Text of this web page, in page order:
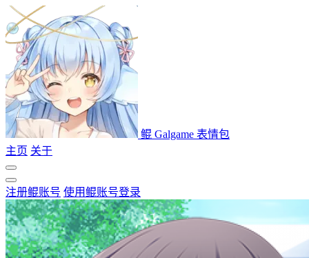
鲲 Galgame 表情包
主页 关于
注册鲲账号 使用鲲账号登录